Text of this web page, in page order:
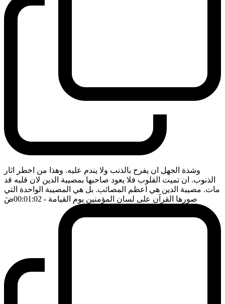
وشدة الجهل ان يفرح بالذنب ولا يندم عليه. وهذا من اخطر اثار
الذنوب. ان تميت القلوب فلا يعود صاحبها بمصيبة الدين لان قلبه قد
مات. مصيبة الدين هي اعظم المصائب. بل هي المصيبة الواحدة التي
صورها القرآن على لسان المؤمنين يوم القيامة - 00:01:02 ضَ